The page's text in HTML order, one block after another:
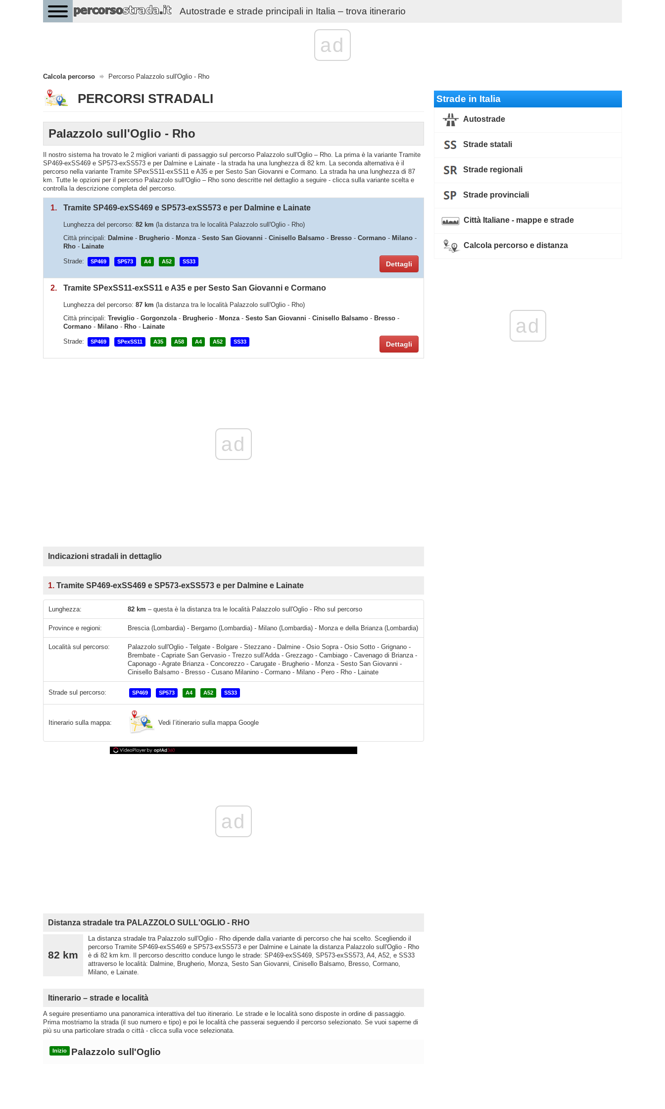
Autostrade e strade principali in Italia – trova itinerario
ad
Calcola percorso Percorso Palazzolo sull'Oglio - Rho
PERCORSI STRADALI
Palazzolo sull'Oglio - Rho
Il nostro sistema ha trovato le 2 migliori varianti di passaggio sul percorso Palazzolo sull'Oglio – Rho. La prima è la variante Tramite
SP469-exSS469 e SP573-exSS573 e per Dalmine e Lainate - la strada ha una lunghezza di 82 km. La seconda alternativa è il
percorso nella variante Tramite SPexSS11-exSS11 e A35 e per Sesto San Giovanni e Cormano. La strada ha una lunghezza di 87
km. Tutte le opzioni per il percorso Palazzolo sull'Oglio – Rho sono descritte nel dettaglio a seguire - clicca sulla variante scelta e
controlla la descrizione completa del percorso.
1. Tramite SP469-exSS469 e SP573-exSS573 e per Dalmine e Lainate
Lunghezza del percorso: 82 km (la distanza tra le località Palazzolo sull'Oglio - Rho)
Città principali: Dalmine - Brugherio - Monza- Sesto San Giovanni - Cinisello Balsamo - Bresso - Cormano - Milano -
Rho - Lainate
Strade:
SP469 SP573 A4 A52 SS33 Dettagli
2. Tramite SPexSS11-exSS11 e A35 e per Sesto San Giovanni e Cormano
Lunghezza del percorso: 87 km (la distanza tra le località Palazzolo sull'Oglio - Rho)
Città principali: Treviglio - Gorgonzola- Brugherio - Monza- Sesto San Giovanni - Cinisello Balsamo - Bresso -
Cormano - Milano - Rho - Lainate
Strade:
SP469 SPexSS11 A35 A58 A4 A52 SS33 Dettagli
ad
Indicazioni stradali in dettaglio
1. Tramite SP469-exSS469 e SP573-exSS573 e per Dalmine e Lainate
Lunghezza: 82 km – questa è la distanza tra le località Palazzolo sull'Oglio - Rho sul percorso
Province e regioni: Brescia (Lombardia) - Bergamo (Lombardia) - Milano (Lombardia) - Monza e della Brianza (Lombardia)
Località sul percorso:
Palazzolo sull'Oglio - Telgate - Bolgare - Stezzano - Dalmine - Osio Sopra - Osio Sotto - Grignano -
Brembate - Capriate San Gervasio - Trezzo sull'Adda - Grezzago - Cambiago - Cavenago di Brianza -
Caponago - Agrate Brianza - Concorezzo - Carugate - Brugherio - Monza - Sesto San Giovanni -
Cinisello Balsamo - Bresso - Cusano Milanino - Cormano - Milano - Pero - Rho - Lainate
Strade sul percorso: SP469 SP573 A4 A52 SS33
Itinerario sulla mappa: Vedi l’itinerario sulla mappa Google
ad
Distanza stradale tra PALAZZOLO SULL'OGLIO - RHO
82 km
La distanza stradale tra Palazzolo sull'Oglio - Rho dipende dalla variante di percorso che hai scelto. Scegliendo il
percorso Tramite SP469-exSS469 e SP573-exSS573 e per Dalmine e Lainate la distanza Palazzolo sull'Oglio - Rho
è di 82 km km. Il percorso descritto conduce lungo le strade: SP469-exSS469, SP573-exSS573, A4, A52, e SS33
attraverso le località: Dalmine, Brugherio, Monza, Sesto San Giovanni, Cinisello Balsamo, Bresso, Cormano,
Milano, e Lainate.
Itinerario – strade e località
A seguire presentiamo una panoramica interattiva del tuo itinerario. Le strade e le località sono disposte in ordine di passaggio.
Prima mostriamo la strada (il suo numero e tipo) e poi le località che passerai seguendo il percorso selezionato. Se vuoi saperne di
più su una particolare strada o città - clicca sulla voce selezionata.
Inizio Palazzolo sull'Oglio
Strade in Italia
Autostrade
Strade statali
Strade regionali
Strade provinciali
Città Italiane - mappe e strade
Calcola percorso e distanza
ad